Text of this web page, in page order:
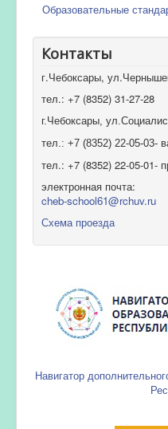
Образовательные
Контакты
г.Чебоксары,
тел.: +7 (8352) 31-27-28
г.Чебоксары,
тел.: +7 (8352) 22-05-03-
тел.: +7 (8352) 22-05-01-
электронная почта:
cheb-school61@rchuv.ru
Схема проезда
Навигатор